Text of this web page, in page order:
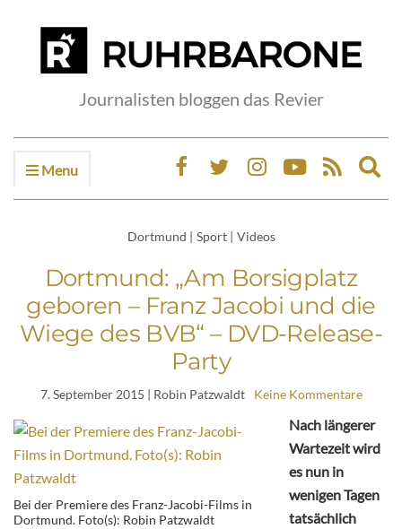
Journalisten bloggen das Revier
Menu
Dortmund | Sport | Videos
Dortmund: „Am Borsigplatz
geboren – Franz Jacobi und die
Wiege des BVB“ – DVD-Release-
Party
7. September 2015 | Robin Patzwaldt Keine Kommentare
Bei der Premiere des Franz-Jacobi-Films in
Dortmund. Foto(s): Robin Patzwaldt
Nach längerer
Wartezeit wird
es nun in
wenigen Tagen
tatsächlich